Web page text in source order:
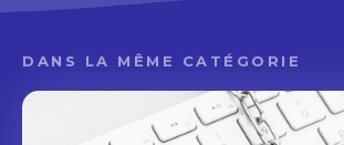
DANS LA MÊME CATÉGORIE